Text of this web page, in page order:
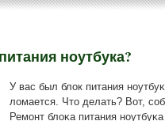
ноутбука?
У вас был блок питания
ломается. Что делать? Вот,
Ремοнт блоκа питания